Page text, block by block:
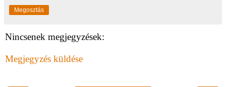
Megosztás
Nincsenek megjegyzések:
Megjegyzés küldése